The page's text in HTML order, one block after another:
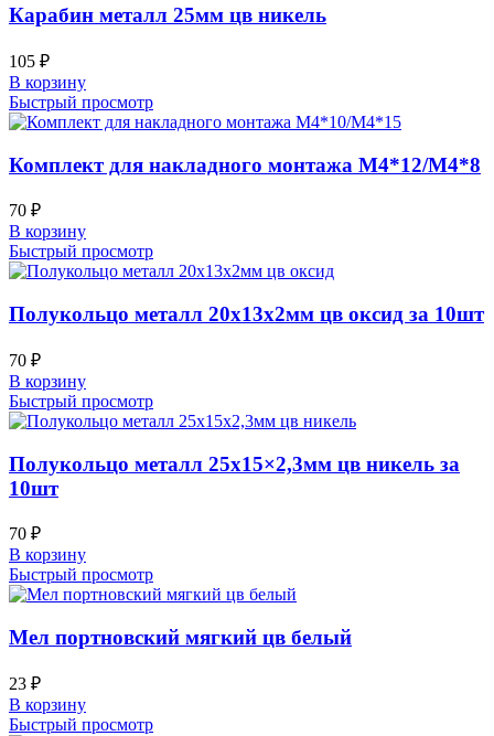
Карабин металл 25мм цв никель
105 ₽
В корзину
Быстрый просмотр
Комплект для накладного монтажа М4*12/М4*8
70 ₽
В корзину
Быстрый просмотр
Полукольцо металл 20х13х2мм цв оксид за 10шт
70 ₽
В корзину
Быстрый просмотр
Полукольцо металл 25х15×2,3мм цв никель за
10шт
70 ₽
В корзину
Быстрый просмотр
Мел портновский мягкий цв белый
23 ₽
В корзину
Быстрый просмотр